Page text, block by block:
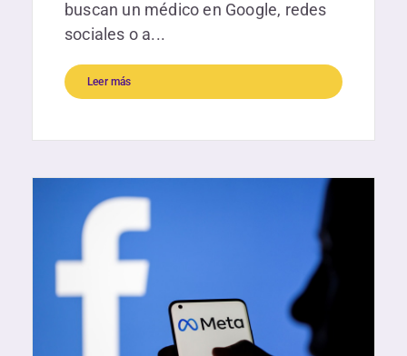
buscan un médico en Google, redes
sociales o a...
Leer más